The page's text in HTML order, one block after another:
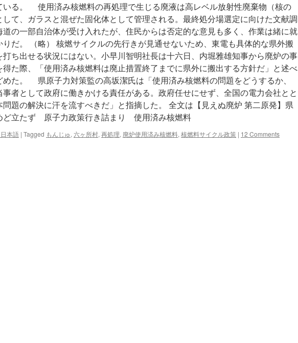
いる。 使用済み核燃料の再処理で生じる廃液は高レベル放射性廃棄物（核の
して、ガラスと混ぜた固化体として管理される。最終処分場選定に向けた文献調
道の一部自治体が受け入れたが、住民からは否定的な意見も多く、作業は緒に就
りだ。 （略） 核燃サイクルの先行きが見通せないため、東電も具体的な県外搬
打ち出せる状況にはない。小早川智明社長は十六日、内堀雅雄知事から廃炉の事
得た際、「使用済み核燃料は廃止措置終了までに県外に搬出する方針だ」と述べ
めた。 県原子力対策監の高坂潔氏は「使用済み核燃料の問題をどうするか、
事者として政府に働きかける責任がある。政府任せにせず、全国の電力会社とと
問題の解決に汗を流すべきだ」と指摘した。 全文は【見えぬ廃炉 第二原発】県
ど立たず 原子力政策行き詰まり 使用済み核燃料
本語 | Tagged もんじゅ, 六ヶ所村, 再処理, 廃炉使用済み核燃料, 核燃料サイクル政策 | 12 Comments